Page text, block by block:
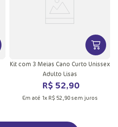
INFORMAÇÕES DOVER
Kit com 3 Meias Cano Curto Unissex
Adulto Lisas
R$ 52,90
Em até 1x R$ 52,90sem juros